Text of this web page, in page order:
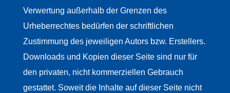
Verwertung außerhalb der Grenzen des
Urheberrechtes bedürfen der schriftlichen
Zustimmung des jeweiligen Autors bzw. Erstellers.
Downloads und Kopien dieser Seite sind nur für
den privaten, nicht kommerziellen Gebrauch
gestattet. Soweit die Inhalte auf dieser Seite nicht